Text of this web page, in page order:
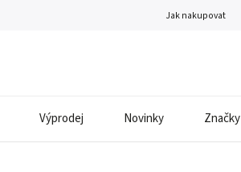
Jak nakupovat
Výprodej Novinky Značky